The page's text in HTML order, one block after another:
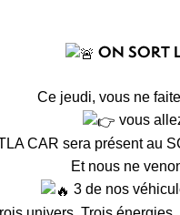
ON SORT
Ce jeudi, vous ne
vous
CAR sera présent au
Et nous ne
3 de nos